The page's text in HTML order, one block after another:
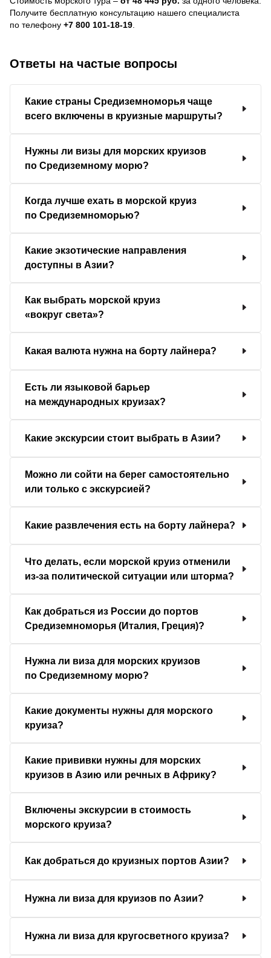
Получите бесплатную консультацию нашего специалиста
по телефону +7 800 101-18-19
Ответы на частые вопросы
Какие страны Средиземноморья чаще
всего включены в круизные маршруты?
Нужны ли визы для морских круизов
по Средиземному морю?
Когда лучше ехать в морской круиз
по Средиземноморью?
Какие экзотические направления
доступны в Азии?
Как выбрать морской круиз
«вокруг света»?
Какая валюта нужна на борту лайнера?
Есть ли языковой барьер
на международных круизах?
Какие экскурсии стоит выбрать в Азии?
Можно ли сойти на берег самостоятельно
или только с экскурсией?
Какие развлечения есть на борту лайнера?
Что делать, если морской круиз отменили
из-за политической ситуации или шторма?
Как добраться из России до портов
Средиземноморья (Италия, Греция)?
Нужна ли виза для морских круизов
по Средиземному морю?
Какие документы нужны для морского
круиза?
Какие прививки нужны для морских
круизов в Азию или речных в Африку?
Включены экскурсии в стоимость
морского круиза?
Как добраться до круизных портов Азии?
Нужна ли виза для круизов по Азии?
Нужна ли виза для кругосветного круиза?